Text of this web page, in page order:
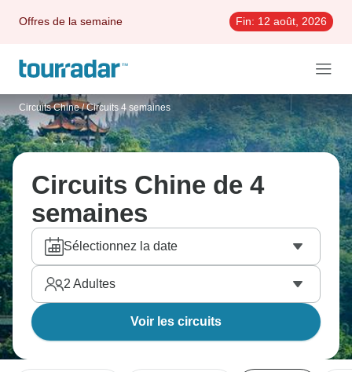
Offres de la semaine Fin: 12 août, 2026
Circuits Chine / Circuits 4 semaines
Circuits Chine de 4
semaines
Sélectionnez la date
2 Adultes
Voir les circuits